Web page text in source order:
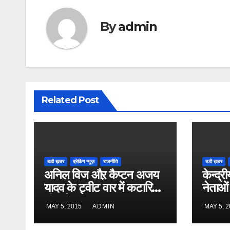
Byadmin
Related Post
बडी ख़बर ब्रेकिंग न्यूज़ राजनीति
अनिल विज औऱ कैप्टन अजय
यादव के ट्वीट वार में कटारिया
भी कूदे
MAY 5, 2015 ADMIN
बडी ख़बर
नेताओं
MAY 5,